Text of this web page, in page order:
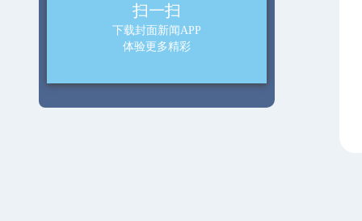
扫一扫
下载封面新闻APP
体验更多精彩